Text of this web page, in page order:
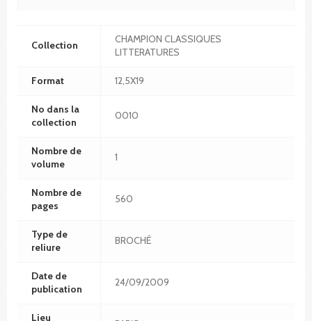
Collection
CHAMPION CLASSIQUES
LITTERATURES
Format 12,5X19
No dans la
collection
0010
Nombre de
volume
1
Nombre de
pages
560
Type de
reliure
BROCHÉ
Date de
publication
24/09/2009
Lieu